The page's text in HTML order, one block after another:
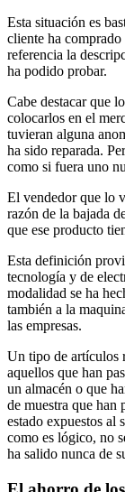
Esta situación es
cliente ha
referencia la
ha podido probar.
Cabe destacar que
colocarlos en el
tuvieran alguna
ha sido reparada.
como si fuera uno
El vendedor que lo
razón de la bajada
que ese producto
Esta definición
tecnología y de
modalidad se ha
también a la
las empresas.
Un tipo de artículos
aquellos que han
un almacén o que
de muestra que han
estado expuestos al
como es lógico, no
ha salido nunca de